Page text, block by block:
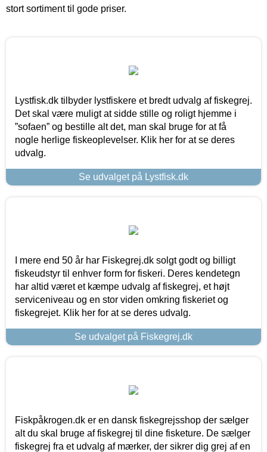
stort sortiment til gode priser.
Lystfisk.dk tilbyder lystfiskere et bredt udvalg af fiskegrej.
Det skal være muligt at sidde stille og roligt hjemme i
”sofaen” og bestille alt det, man skal bruge for at få
nogle herlige fiskeoplevelser. Klik her for at se deres
udvalg.
Se udvalget på Lystfisk.dk
I mere end 50 år har Fiskegrej.dk solgt godt og billigt
fiskeudstyr til enhver form for fiskeri. Deres kendetegn
har altid været et kæmpe udvalg af fiskegrej, et højt
serviceniveau og en stor viden omkring fiskeriet og
fiskegrejet. Klik her for at se deres udvalg.
Se udvalget på Fiskegrej.dk
Fiskpåkrogen.dk er en dansk fiskegrejsshop der sælger
alt du skal bruge af fiskegrej til dine fisketure. De sælger
fiskegrej fra et udvalg af mærker, der sikrer dig grej af en